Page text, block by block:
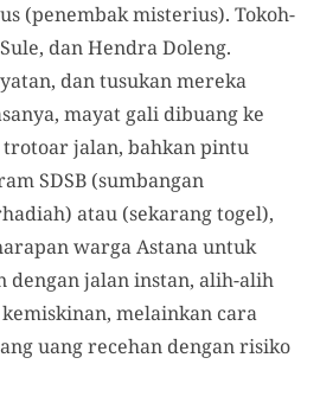
(penembak misterius). Tokoh-
dan Hendra Doleng.
dan tusukan mereka
mayat gali dibuang ke
trotoar jalan, bahkan pintu
SDSB (sumbangan
atau (sekarang togel),
warga Astana untuk
dengan jalan instan, alih-alih
melainkan cara
uang recehan dengan risiko